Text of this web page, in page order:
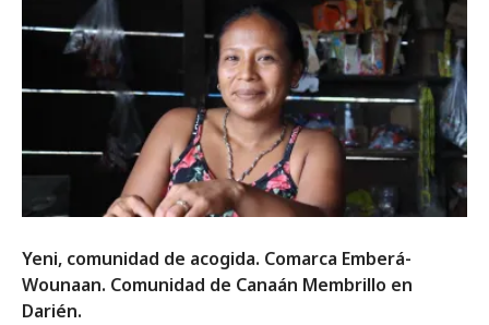
Yeni, comunidad de acogida. Comarca Emberá-
Wounaan. Comunidad de Canaán Membrillo en
Darién.